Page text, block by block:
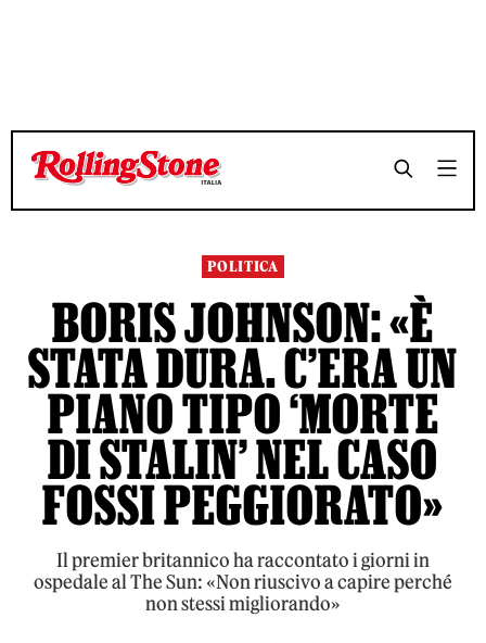
TEMPO DI LETTURA 3 MINUTI SHARE
TEMPO DI LETTURA 3 MINUTI SHARE
POLITICA
BORIS JOHNSON: «È
STATA DURA. C’ERA UN
PIANO TIPO ‘MORTE
DI STALIN’ NEL CASO
FOSSI PEGGIORATO»
Il premier britannico ha raccontato i giorni in
ospedale al The Sun: «Non riuscivo a capire perché
non stessi migliorando»